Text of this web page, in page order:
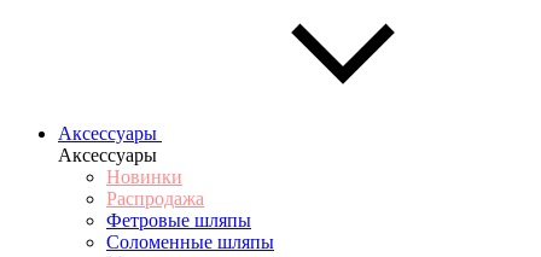
Аксессуары
Аксессуары
Новинки
Распродажа
Фетровые шляпы
Соломенные шляпы